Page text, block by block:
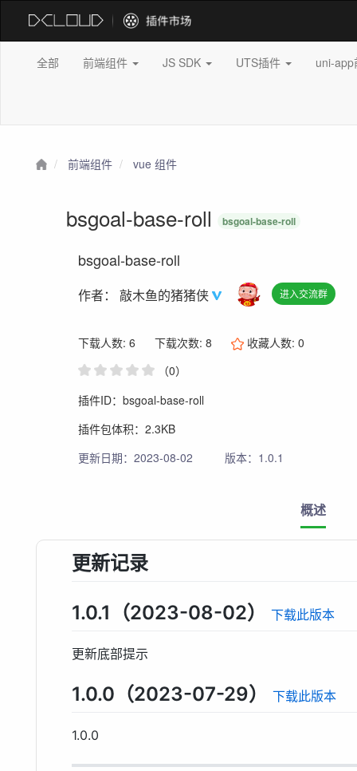
全部 前端组件 JS SDK UTS插件 uni-
前端组件 vue 组件
bsgoal-base-roll bsgoal-base-roll
bsgoal-base-roll
作者：敲木鱼的猪猪侠 进入交流群
下载人数: 6 下载次数: 8 收藏人数:0
（0）
插件ID：bsgoal-base-roll
插件包体积：2.3KB
更新日期：2023-08-02
版本：1.0.1
概述
更新记录
1.0.1（2023-08-02） 下载此版本
更新底部提示
1.0.0（2023-07-29） 下载此版本
1.0.0